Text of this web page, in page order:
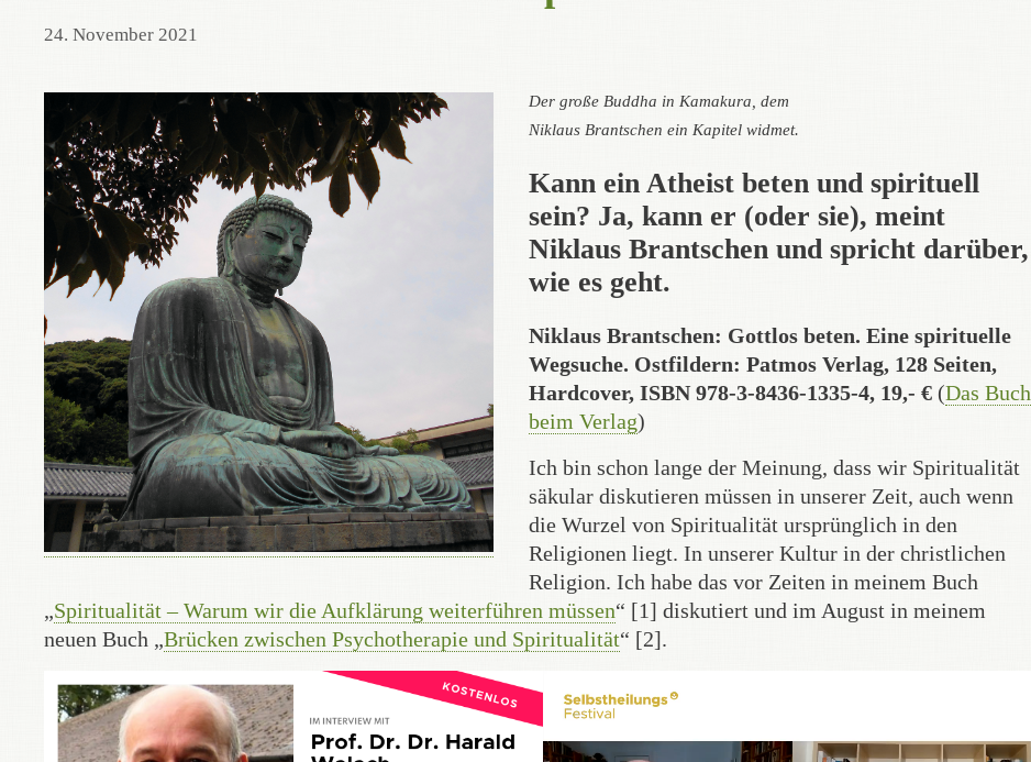
24. November 2021
Der große Buddha in Kamakura, dem
Niklaus Brantschen ein Kapitel widmet.
Kann ein Atheist beten und spirituell
sein? Ja, kann er (oder sie), meint
Niklaus Brantschen und spricht darüber,
wie es geht.
Niklaus Brantschen: Gottlos beten. Eine spirituelle
Wegsuche. Ostfildern: Patmos Verlag, 128 Seiten,
Hardcover, ISBN 978-3-8436-1335-4, 19,- €(Das Buch
beim Verlag)
Ich bin schon lange der Meinung, dass wir Spiritualität
säkular diskutieren müssen in unserer Zeit, auch wenn
die Wurzel von Spiritualität ursprünglich in den
Religionen liegt. In unserer Kultur in der christlichen
Religion. Ich habe das vor Zeiten in meinem Buch
„Spiritualität – Warum wir die Aufklärung weiterführen müssen“ [1] diskutiert und im August in meinem
neuen Buch „Brücken zwischen Psychotherapie und Spiritualität“ [2].